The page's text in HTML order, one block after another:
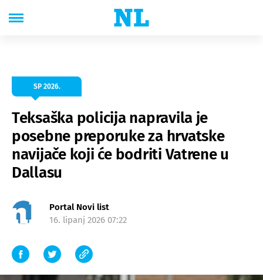
SP 2026.
Teksaška policija napravila je
posebne preporuke za hrvatske
navijače koji će bodriti Vatrene u
Dallasu
Portal Novi list
16. lipanj 2026 07:22